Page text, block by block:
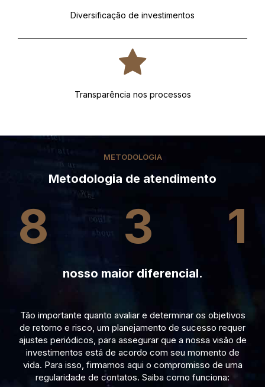
Diversificação de investimentos
Transparência nos processos
METODOLOGIA
Metodologia de atendimento
8 3 1
nosso maior diferencial.
Tão importante quanto avaliar e determinar os objetivos
de retorno e risco, um planejamento de sucesso requer
ajustes periódicos, para assegurar que a nossa visão de
investimentos está de acordo com seu momento de
vida. Para isso, firmamos aqui o compromisso de uma
regularidade de contatos. Saiba como funciona: